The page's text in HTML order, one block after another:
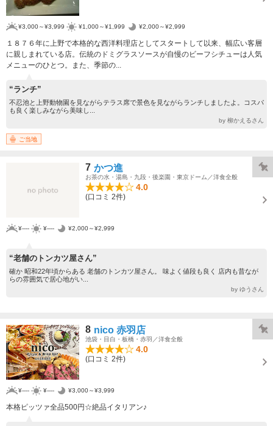
¥3,000～¥3,999 ¥1,000～¥1,999 ¥2,000～¥2,999
１８７６年に上野で本格的な西洋料理店としてスタートして以来、幅広い客層
に親しまれている店。伝統のドミグラスソースが自慢のビーフシチューは人気
メニューのひとつ。また、季節の...
“ランチ”
不忍池と上野動物園を見ながらテラス席で景色を見ながらランチしましたよ。コスパ
も良く楽しみながら美味し...
by 柳かえるさん
ご当地
7 かつ進
お茶の水・湯島・九段・後楽園・東京ドーム／洋食全般
4.0
(口コミ 2件)
¥---- ¥---- ¥2,000～¥2,999
“老舗のトンカツ屋さん”
確か 昭和22年頃からある 老舗のトンカツ屋さん。 味よく値段も良く 店内も昔なが
らの雰囲気で居心地がい...
by ゆうさん
8 nico 赤羽店
池袋・目白・板橋・赤羽／洋食全般
4.0
(口コミ 2件)
¥---- ¥---- ¥3,000～¥3,999
本格ピッツァ全品500円☆絶品イタリアン♪